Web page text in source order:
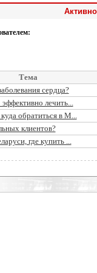
Тема
сердца?
эффективно лечить...
обратиться в М...
клиентов?
где купить ...